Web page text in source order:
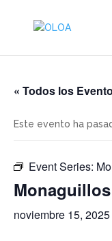
« Todos los
Este evento ha
Event Series:
Monaguillos
noviembre 15,